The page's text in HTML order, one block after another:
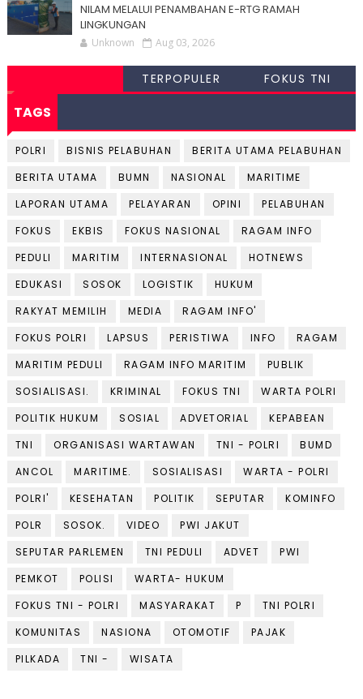
NILAM MELALUI PENAMBAHAN E-RTG RAMAH
LINGKUNGAN
Unknown Aug 03, 2026
TERPOPULER FOKUS TNI
TAGS
POLRI BISNIS PELABUHAN
BERITA UTAMA PELABUHAN
BERITA UTAMA
BUMN NASIONAL
MARITIME
LAPORAN UTAMA
PELAYARAN OPINI
PELABUHAN
FOKUS
EKBIS FOKUS NASIONAL
RAGAM INFO
PEDULI
MARITIM INTERNASIONAL
HOTNEWS
EDUKASI
SOSOK LOGISTIK
HUKUM
RAKYAT MEMILIH
MEDIA
RAGAM INFO'
FOKUS POLRI
LAPSUS PERISTIWA INFO
RAGAM
MARITIM PEDULI
RAGAM INFO MARITIM
PUBLIK
SOSIALISASI.
KRIMINAL FOKUS TNI
WARTA POLRI
POLITIK HUKUM
SOSIAL ADVETORIAL
KEPABEAN
TNI
ORGANISASI WARTAWAN TNI - POLRI
BUMD
ANCOL
MARITIME. SOSIALISASI
WARTA - POLRI
POLRI'
KESEHATAN POLITIK SEPUTAR
KOMINFO
POLR
SOSOK. VIDEO
PWI JAKUT
SEPUTAR PARLEMEN
TNI PEDULI ADVET
PWI
PEMKOT
POLISI
WARTA- HUKUM
FOKUS TNI - POLRI
MASYARAKAT P
TNI POLRI
KOMUNITAS
NASIONA OTOMOTIF
PAJAK
PILKADA
TNI - WISATA